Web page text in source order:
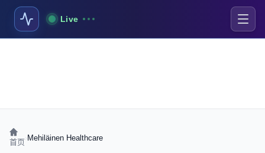
Live
首页 Mehiläinen Healthcare